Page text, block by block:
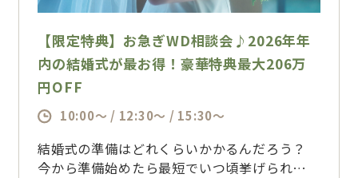
【限定特典】お急ぎWD相談会♪2026年年
内の結婚式が最お得！豪華特典最大206万
円OFF
10:00～ / 12:30～ / 15:30～
結婚式の準備はどれくらいかかるんだろう？
今から準備始めたら最短でいつ頃挙げられるの